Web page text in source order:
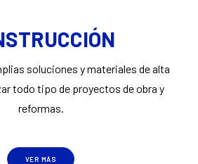
soluciones y materiales de alta
todo tipo de proyectos de obra y
reformas.
VER MÁS